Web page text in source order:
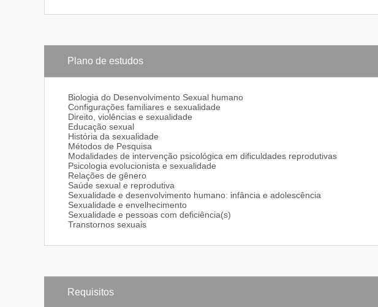
Plano de estudos
Biologia do Desenvolvimento Sexual humano
Configurações familiares e sexualidade
Direito, violências e sexualidade
Educação sexual
História da sexualidade
Métodos de Pesquisa
Modalidades de intervenção psicológica em dificuldades reprodutivas
Psicologia evolucionista e sexualidade
Relações de gênero
Saúde sexual e reprodutiva
Sexualidade e desenvolvimento humano: infância e adolescência
Sexualidade e envelhecimento
Sexualidade e pessoas com deficiência(s)
Transtornos sexuais
Requisitos